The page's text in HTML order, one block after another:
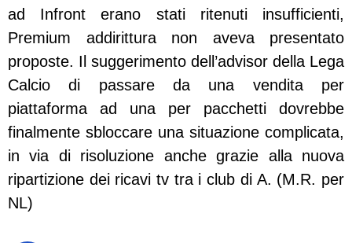
ad Infront erano stati ritenuti insufficienti,
Premium addirittura non aveva presentato
proposte. Il suggerimento dell’advisor della Lega
Calcio di passare da una vendita per
piattaforma ad una per pacchetti dovrebbe
finalmente sbloccare una situazione complicata,
in via di risoluzione anche grazie alla nuova
ripartizione dei ricavi tv tra i club di A. (M.R. per
NL)